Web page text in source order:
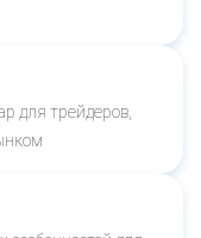
для трейдеров,